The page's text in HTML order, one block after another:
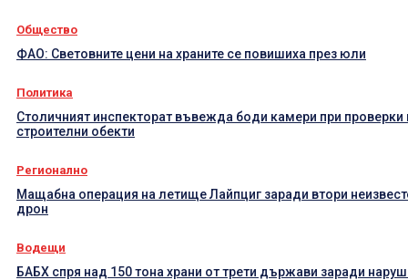
Общество
ФАО: Световните цени на храните се повишиха през юли
Политика
Столичният инспекторат въвежда боди камери при проверки
строителни обекти
Регионално
Мащабна операция на летище Лайпциг заради втори
дрон
Водещи
БАБХ спря над 150 тона храни от трети държави заради